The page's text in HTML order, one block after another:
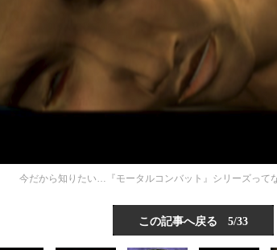
今だから知りたい…『モータルコンバット』シリーズって
この記事へ戻る 5/33